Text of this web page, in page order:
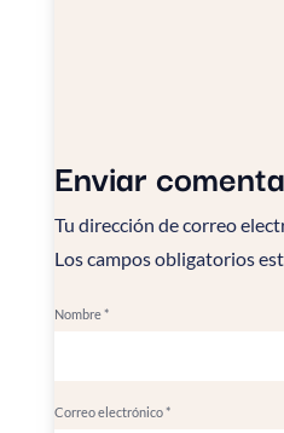
Enviar
Tu dirección de correo
Los campos obligatorios
Nombre*
Correo electrónico*